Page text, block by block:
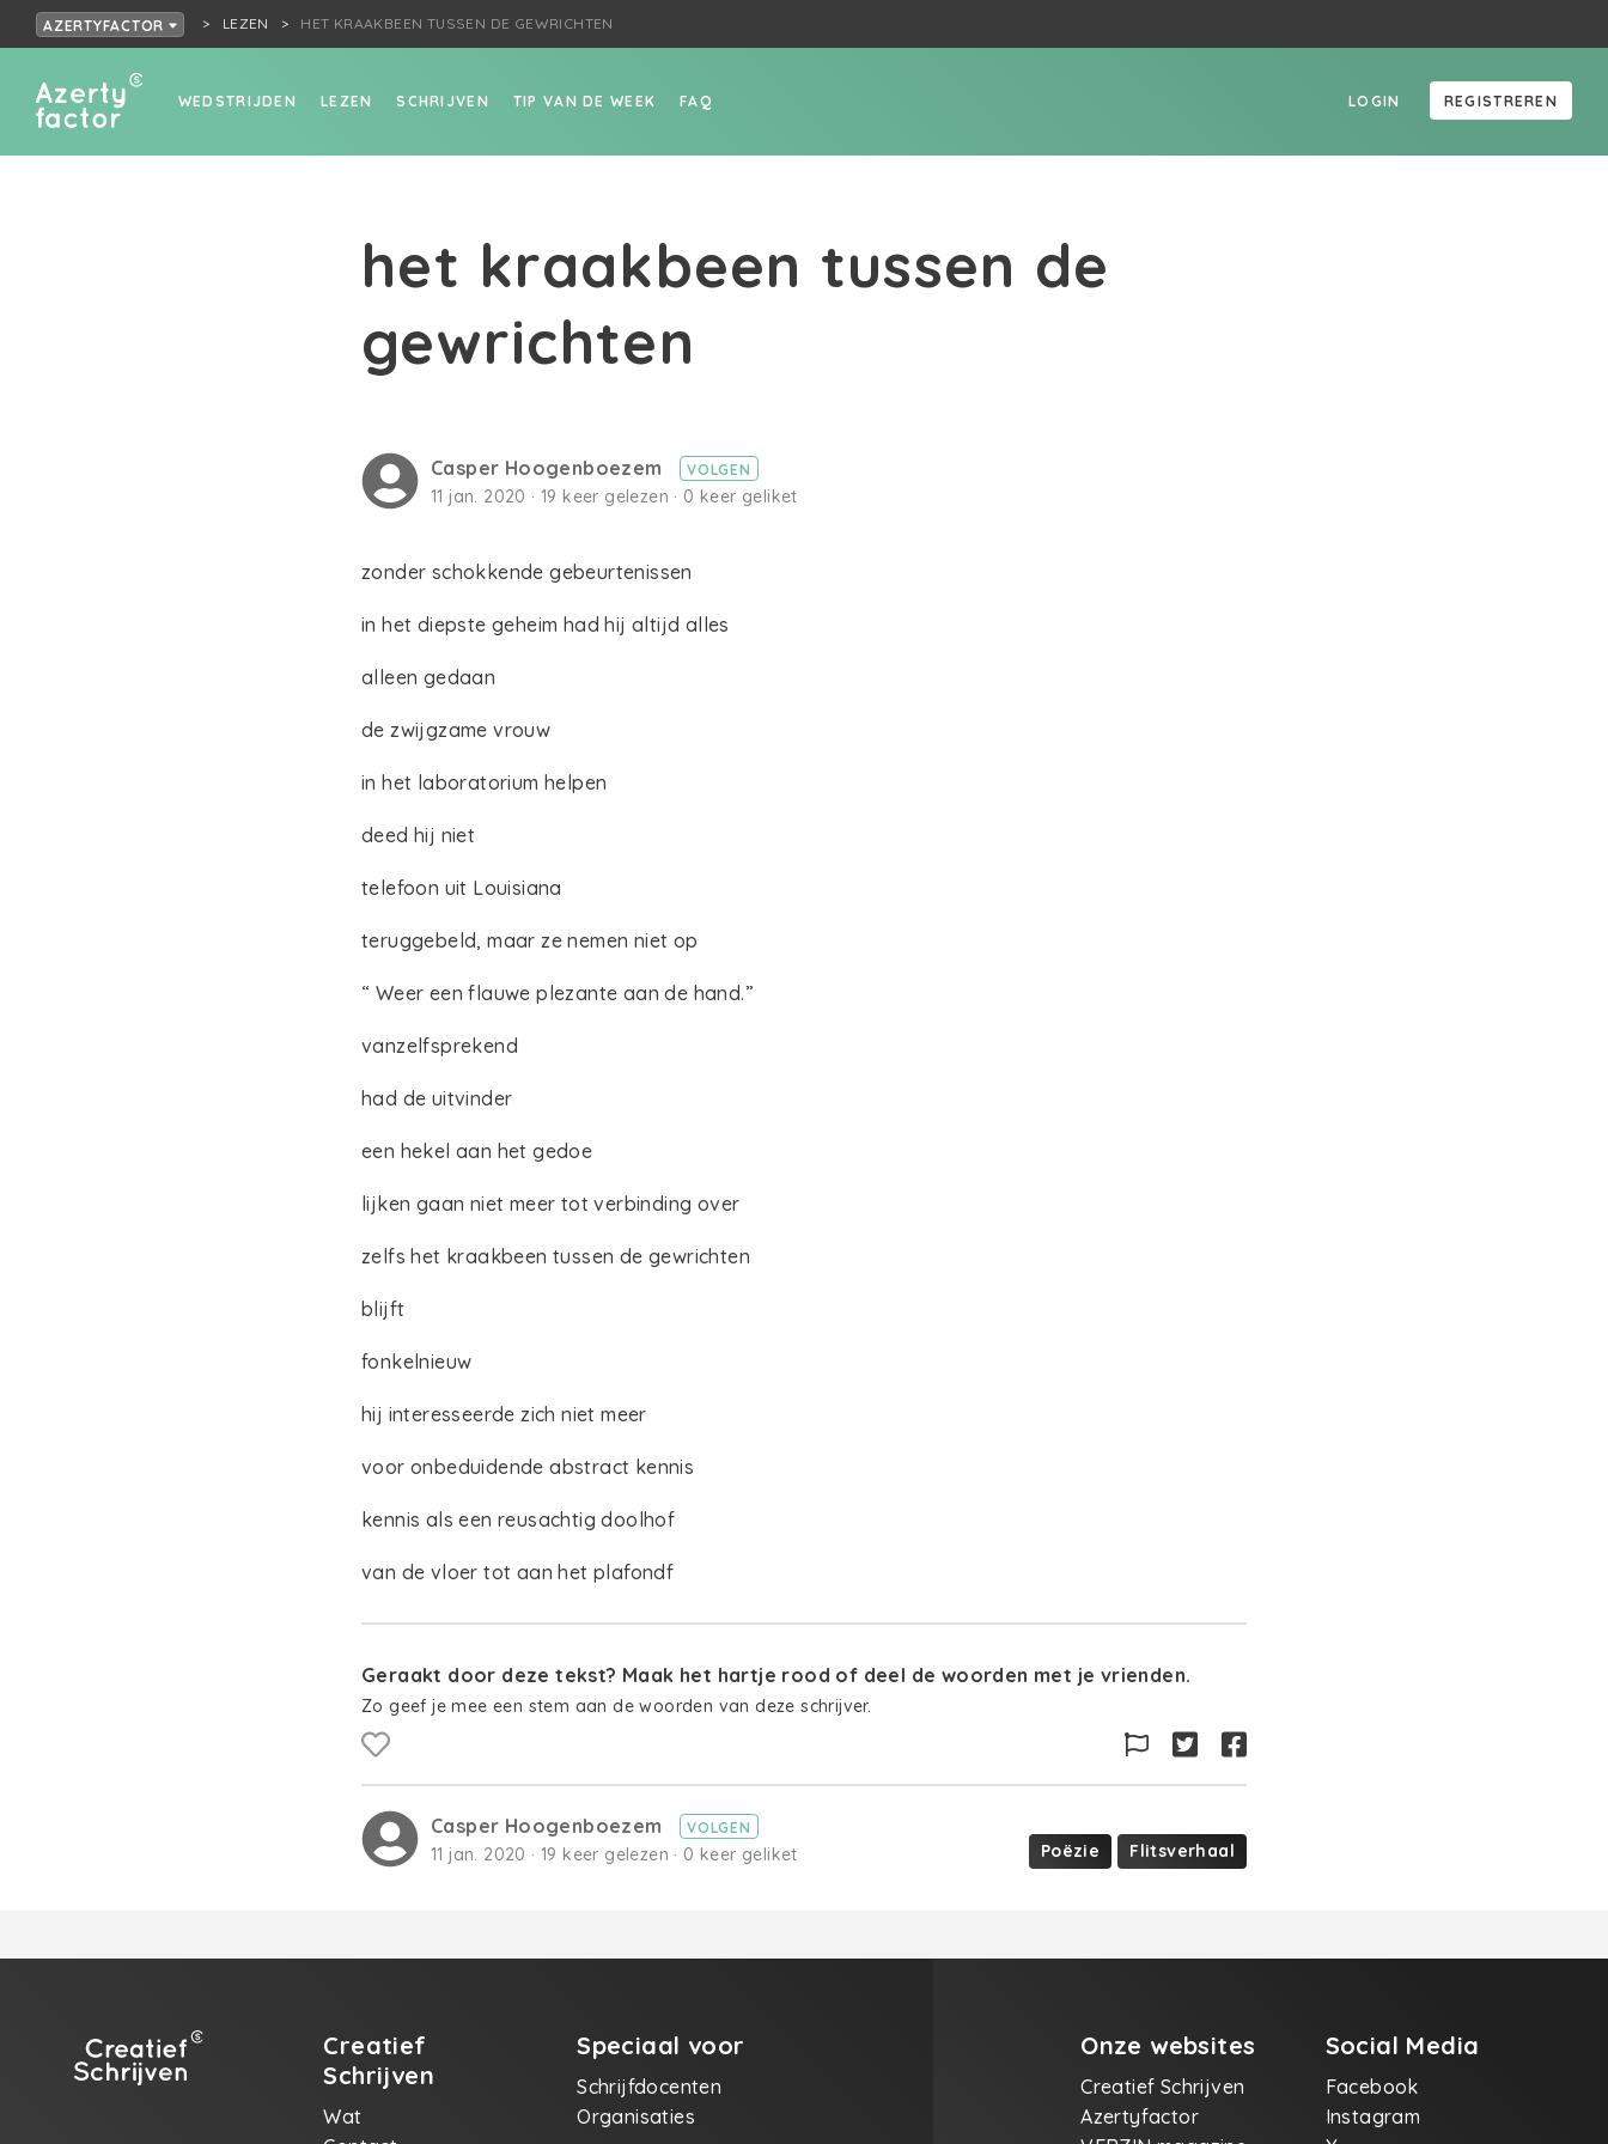
AZERTYFACTOR LEZEN HET KRAAKBEEN TUSSEN DE GEWRICHTEN
WEDSTRIJDEN LEZEN SCHRIJVEN TIP VAN DE WEEK FAQ LOGIN REGISTREREN
het kraakbeen tussen de
gewrichten
Casper Hoogenboezem VOLGEN
11 jan. 2020 · 19 keer gelezen · 0 keer geliket
zonder schokkende gebeurtenissen
in het diepste geheim had hij altijd alles
alleen gedaan
de zwijgzame vrouw
in het laboratorium helpen
deed hij niet
telefoon uit Louisiana
teruggebeld, maar ze nemen niet op
“ Weer een flauwe plezante aan de hand.”
vanzelfsprekend
had de uitvinder
een hekel aan het gedoe
lijken gaan niet meer tot verbinding over
zelfs het kraakbeen tussen de gewrichten
blijft
fonkelnieuw
hij interesseerde zich niet meer
voor onbeduidende abstract kennis
kennis als een reusachtig doolhof
van de vloer tot aan het plafondf
Geraakt door deze tekst? Maak het hartje rood of deel de woorden met je vrienden.
Zo geef je mee een stem aan de woorden van deze schrijver.
Casper Hoogenboezem VOLGEN
11 jan. 2020 · 19 keer gelezen · 0 keer geliket Poëzie Flitsverhaal
Creatief
Schrijven
Wat
Speciaal voor
Schrijfdocenten
Organisaties
Onze websites
Creatief Schrijven
Azertyfactor
Social Media
Facebook
Instagram